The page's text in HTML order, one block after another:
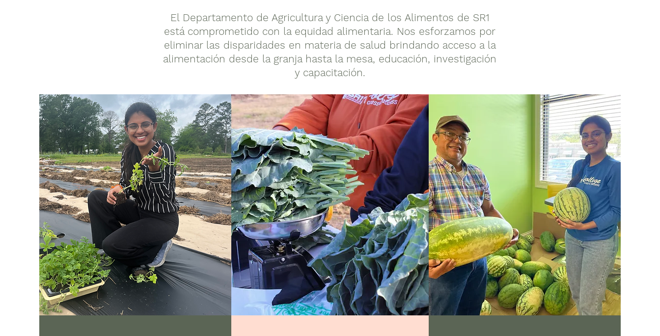
El Departamento de Agricultura y Ciencia de los Alimentos de SR1
está comprometido con la equidad alimentaria. Nos esforzamos por
eliminar las disparidades en materia de salud brindando acceso a la
alimentación desde la granja hasta la mesa, educación, investigación
y capacitación.